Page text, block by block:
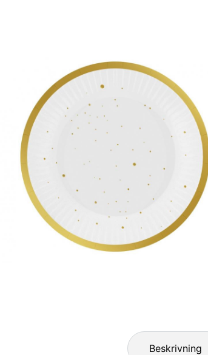
Beskrivning